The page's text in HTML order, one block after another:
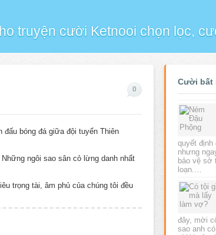
truyện cười Ketnooi chọn lọc,
0
đấu bóng đá giữa đội tuyển Thiên
ngôi sao sân cỏ lừng danh nhất
trọng tài, âm phủ của chúng tôi đều
Cười bất
quyết định
nhưng
bảo vệ sở
loạn.…
đây, mời
sao anh